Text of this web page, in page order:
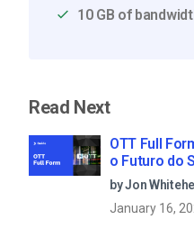
10 GB of
Read Next
OTT Full
o Futuro do
by Jon
January 16,